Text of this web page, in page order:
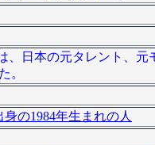
、日本の元タレント、
。
の1984年生まれの人